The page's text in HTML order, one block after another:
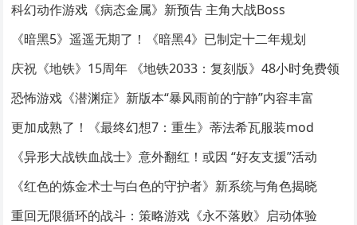
科幻动作游戏《病态金属》新预告 主角大战Boss
《暗黑5》遥遥无期了！《暗黑4》已制定十二年规划
庆祝《地铁》15周年 《地铁2033：复刻版》48小时免费领
恐怖游戏《潜渊症》新版本“暴风雨前的宁静”内容丰富
更加成熟了！《最终幻想7：重生》蒂法希瓦服装mod
《异形大战铁血战士》意外翻红！或因 “好友支援”活动
《红色的炼金术士与白色的守护者》新系统与角色揭晓
重回无限循环的战斗：策略游戏《永不落败》启动体验